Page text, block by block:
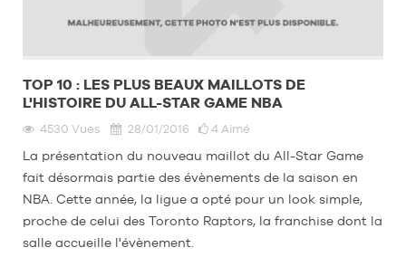
TOP 10 : LES PLUS BEAUX MAILLOTS DE
L'HISTOIRE DU ALL-STAR GAME NBA
4530 Vues 28/01/2016 4 Aimé
La présentation du nouveau maillot du All-Star Game
fait désormais partie des évènements de la saison en
NBA. Cette année, la ligue a opté pour un look simple,
proche de celui des Toronto Raptors, la franchise dont la
salle accueille l'évènement.